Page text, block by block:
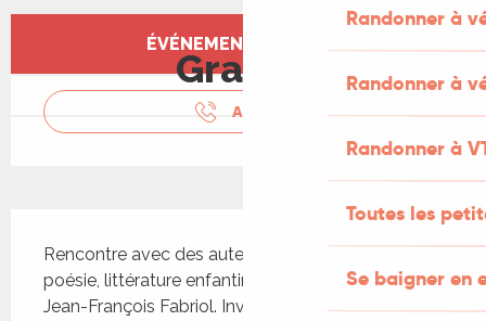
Randonner à
Randonner à
Randonner à
Toutes les
Se baigner en
Ouverture et coordonnées
ÉVÉNEMENT TERMINÉ
Gratuit
APPELER
Rencontre avec des auteurs locaux : romans,
poésie, littérature enfantine, dessins, photos de
Jean-François Fabriol. Invité d'honneur Raphaël